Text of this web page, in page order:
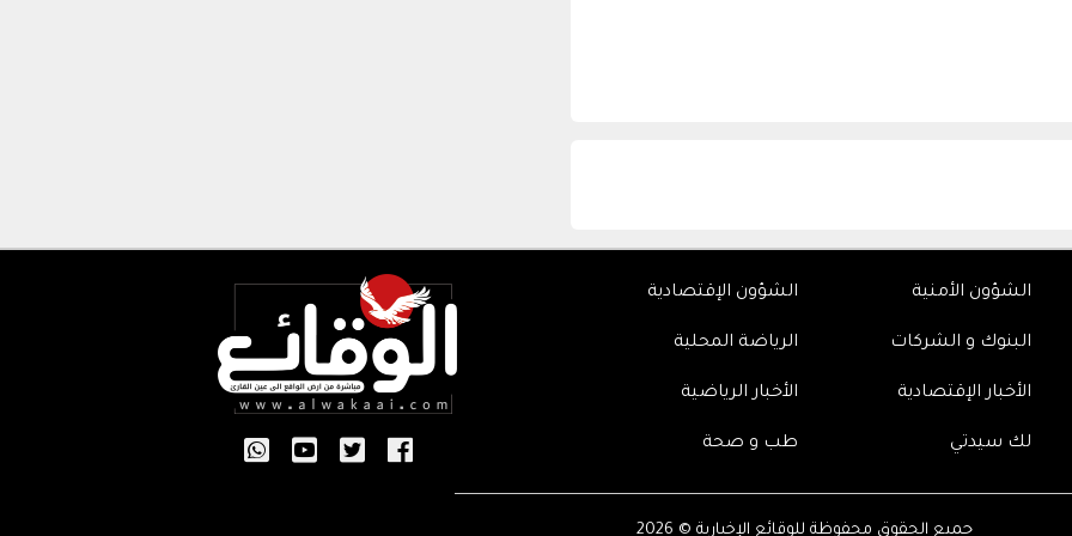
الشؤون الأمنية الشؤون الإقتصادية
البنوك و الشركات الرياضة المحلية
الأخبار الإقتصادية الأخبار الرياضية
لك سيدتي طب و صحة
جميع الحقوق محفوظة للوقائع الإخبارية © 2026